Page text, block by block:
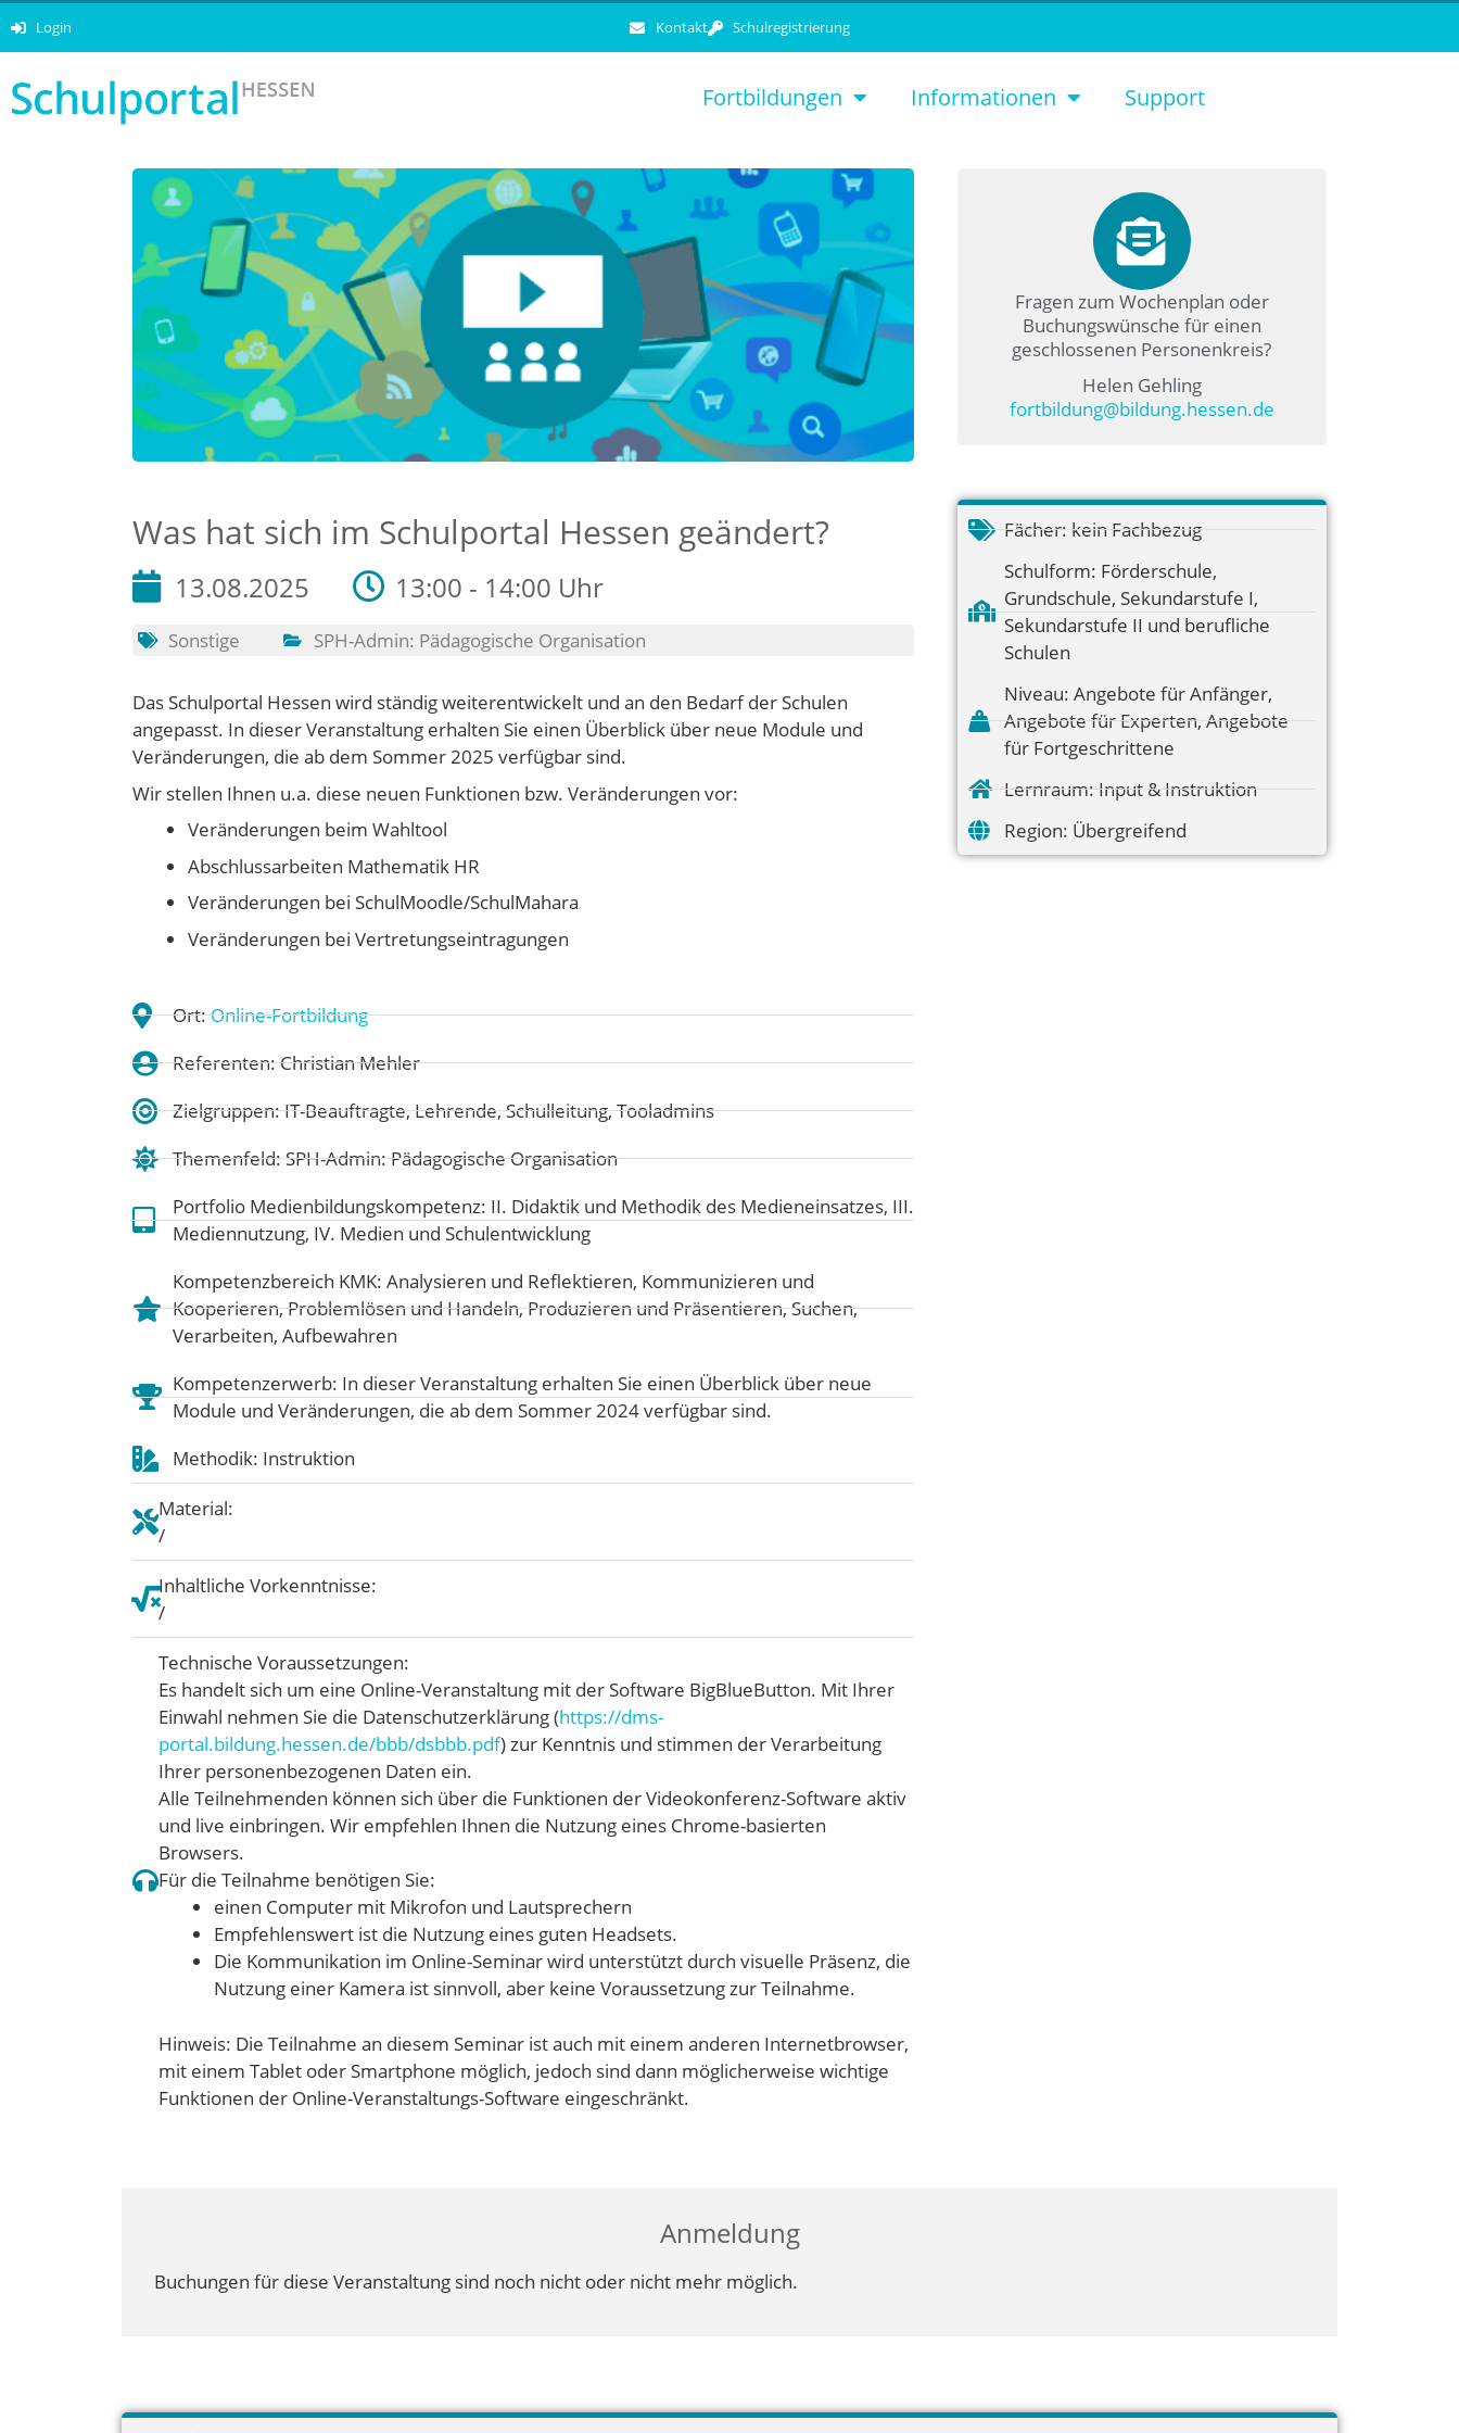
Login Kontakt Schulregistrierung
Fortbildungen Informationen Support
Was hat sich im Schulportal Hessen geändert?
13.08.2025 13:00 - 14:00 Uhr
Sonstige SPH-Admin: Pädagogische Organisation
Das Schulportal Hessen wird ständig weiterentwickelt und an den Bedarf der Schulen
angepasst. In dieser Veranstaltung erhalten Sie einen Überblick über neue Module und
Veränderungen, die ab dem Sommer 2025 verfügbar sind.
Wir stellen Ihnen u.a. diese neuen Funktionen bzw. Veränderungen vor:
Veränderungen beim Wahltool
Abschlussarbeiten Mathematik HR
Veränderungen bei SchulMoodle/SchulMahara
Veränderungen bei Vertretungseintragungen
Ort:Online-Fortbildung
Referenten: Christian Mehler
Zielgruppen: IT-Beauftragte, Lehrende, Schulleitung, Tooladmins
Themenfeld:SPH-Admin: Pädagogische Organisation
Portfolio Medienbildungskompetenz: II. Didaktik und Methodik des Medieneinsatzes, III.
Mediennutzung, IV. Medien und Schulentwicklung
Kompetenzbereich KMK: Analysieren und Reflektieren, Kommunizieren und
Kooperieren,Problemlösen und Handeln,Produzieren und Präsentieren,Suchen,
Verarbeiten, Aufbewahren
Kompetenzerwerb: In dieser Veranstaltung erhalten Sie einen Überblick über neue
Module und Veränderungen, die ab dem Sommer 2024 verfügbar sind.
Methodik: Instruktion
Material:
/
Inhaltliche Vorkenntnisse:
/
Technische Voraussetzungen:
Es handelt sich um eine Online-Veranstaltung mit der Software BigBlueButton. Mit Ihrer
Einwahl nehmen Sie die Datenschutzerklärung (https://dms-
portal.bildung.hessen.de/bbb/dsbbb.pdf) zur Kenntnis und stimmen der Verarbeitung
Ihrer personenbezogenen Daten ein.
Alle Teilnehmenden können sich über die Funktionen der Videokonferenz-Software aktiv
und live einbringen. Wir empfehlen Ihnen die Nutzung eines Chrome-basierten
Browsers.
Für die Teilnahme benötigen Sie:
einen Computer mit Mikrofon und Lautsprechern
Empfehlenswert ist die Nutzung eines guten Headsets.
Die Kommunikation im Online-Seminar wird unterstützt durch visuelle Präsenz, die
Nutzung einer Kamera ist sinnvoll, aber keine Voraussetzung zur Teilnahme.
Hinweis: Die Teilnahme an diesem Seminar ist auch mit einem anderen Internetbrowser,
mit einem Tablet oder Smartphone möglich, jedoch sind dann möglicherweise wichtige
Funktionen der Online-Veranstaltungs-Software eingeschränkt.
Fragen zum Wochenplan oder
Buchungswünsche für einen
geschlossenen Personenkreis?
Helen Gehling
fortbildung@bildung.hessen.de
Fächer: kein Fachbezug
Schulform: Förderschule,
Grundschule, Sekundarstufe I,
Sekundarstufe II und berufliche
Schulen
Niveau: Angebote für Anfänger,
Angebote für Experten, Angebote
für Fortgeschrittene
Lernraum: Input & Instruktion
Region: Übergreifend
Anmeldung
Buchungen für diese Veranstaltung sind noch nicht oder nicht mehr möglich.